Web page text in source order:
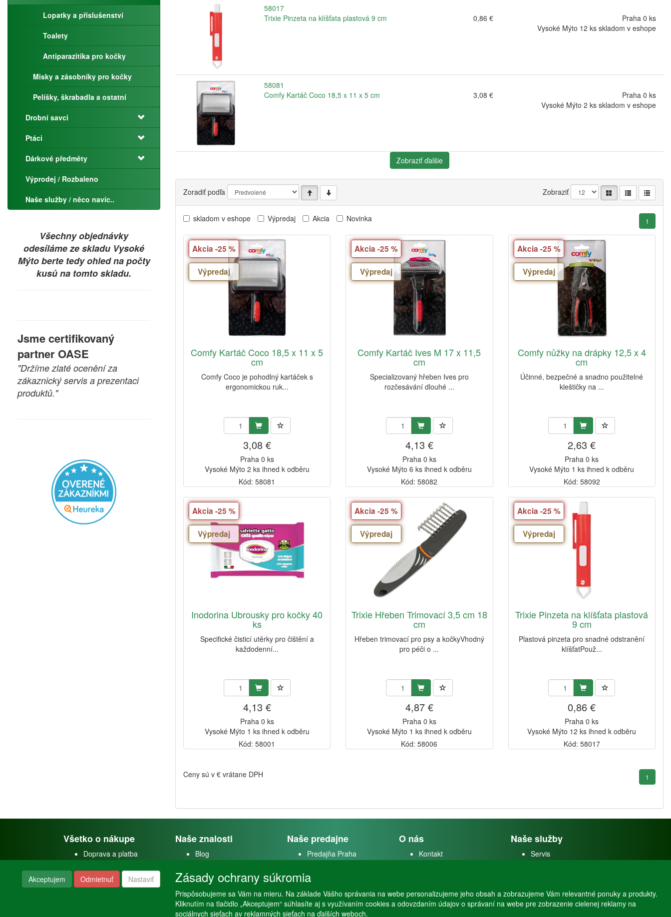
Lopatky a příslušenství
Toalety
Antiparazitika pro kočky
Misky a zásobníky pro kočky
Pelíšky, škrabadla a ostatní
Drobní savci
Ptáci
Dárkové předměty
Výprodej / Rozbaleno
Naše služby / něco navíc..
Všechny objednávky
odesíláme ze skladu Vysoké
Mýto berte tedy ohled na počty
kusů na tomto skladu.
Jsme certifikovaný
partner OASE
"Držíme zlaté ocenění za
zákaznický servis a prezentaci
produktů."
58017
Trixie Pinzeta na klíšťata plastová 9 cm
0,86 €
Praha 0 ks
Vysoké Mýto 12 ks skladom v eshope
58081
Comfy Kartáč Coco 18,5 x 11 x 5 cm
3,08 €
Praha 0 ks
Vysoké Mýto 2 ks skladom v eshope
Zobraziť ďalšie
Zoradiť podľa Zobraziť
skladom v eshope Výpredaj Akcia Novinka 1
Akcia -25 %
Výpredaj
Comfy Kartáč Coco 18,5 x 11 x 5
cm
Comfy Coco je pohodlný kartáček s
ergonomickou ruk...
3,08 €
Praha 0 ks
Vysoké Mýto 2 ks ihned k odběru
Kód: 58081
Akcia -25 %
Výpredaj
Comfy Kartáč Ives M 17 x 11,5
cm
Specializovaný hřeben Ives pro
rozčesávání dlouhé ...
4,13 €
Praha 0 ks
Vysoké Mýto 6 ks ihned k odběru
Kód: 58082
Akcia -25 %
Výpredaj
Comfy nůžky na drápky 12,5 x 4
cm
Účinné, bezpečné a snadno použitelné
kleštičky na ...
2,63 €
Praha 0 ks
Vysoké Mýto 1 ks ihned k odběru
Kód: 58092
Akcia -25 %
Výpredaj
Inodorina Ubrousky pro kočky 40
ks
Specifické čisticí utěrky pro čištění a
každodenní...
4,13 €
Praha 0 ks
Vysoké Mýto 1 ks ihned k odběru
Kód: 58001
Akcia -25 %
Výpredaj
Trixie Hřeben Trimovací 3,5 cm 18
cm
Hřeben trimovací pro psy a kočkyVhodný
pro péči o ...
4,87 €
Praha 0 ks
Vysoké Mýto 1 ks ihned k odběru
Kód: 58006
Akcia -25 %
Výpredaj
Trixie Pinzeta na klíšťata plastová
9 cm
Plastová pinzeta pro snadné odstranění
klíšťatPouž...
0,86 €
Praha 0 ks
Vysoké Mýto 12 ks ihned k odběru
Kód: 58017
Ceny sú v € vrátane DPH 1
Všetko o nákupe
Doprava a platba
Obchodné podmienky
Reklamačný poriadok
Naše znalosti
Blog
Youtube
Instagram
Poradenstvo
Naše predajne
Predajňa Praha
O nás
Kontakt
Naše služby
Servis
Akceptujem Odmietnuť Nastaviť Zásady ochrany súkromia
Prispôsobujeme sa Vám na mieru. Na základe Vášho správania na webe personalizujeme jeho obsah a zobrazujeme Vám relevantné ponuky a produkty.
Kliknutím na tlačidlo „Akceptujem“ súhlasíte aj s využívaním cookies a odovzdaním údajov o správaní na webe pre zobrazenie cielenej reklamy na
sociálnych sieťach av reklamných sieťach na ďalších weboch.